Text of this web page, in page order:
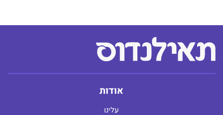
אודות
עלינו